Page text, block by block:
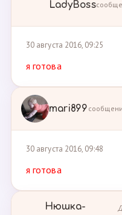
LadyBoss
30 августа 2016, 09:25
я готова
mari899
30 августа 2016, 09:48
я готова
Нюшка-